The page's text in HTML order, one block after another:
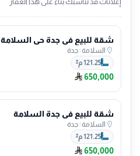
شقة للبيع في جدة حي السلامة
السلامة| جدة
121.25 م²
650,000
شقة للبيع في جدة السلامة
السلامة| جدة
121.25 م²
650,000